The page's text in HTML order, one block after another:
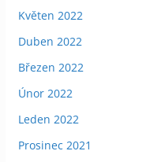
Květen 2022
Duben 2022
Březen 2022
Únor 2022
Leden 2022
Prosinec 2021